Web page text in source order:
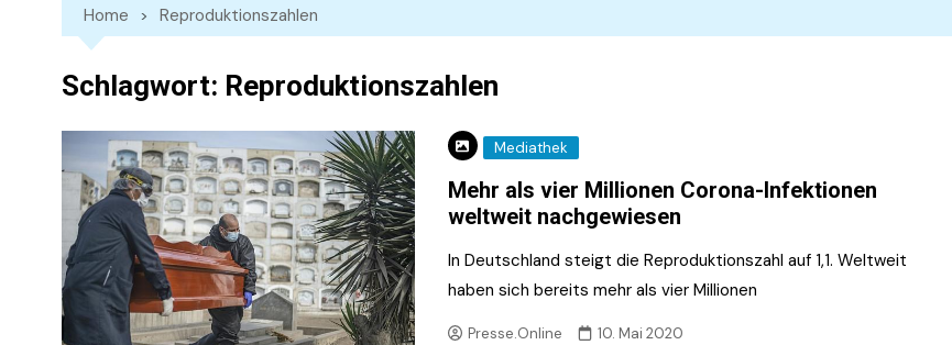
Home Reproduktionszahlen
Schlagwort: Reproduktionszahlen
Mediathek
Mehr als vier Millionen Corona-Infektionen
weltweit nachgewiesen
In Deutschland steigt die Reproduktionszahl auf 1,1. Weltweit
haben sich bereits mehr als vier Millionen
Presse.Online 10. Mai 2020